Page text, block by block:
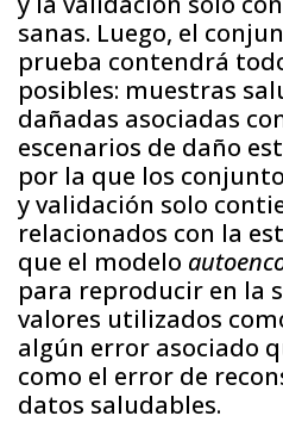
sanas. Luego, el
prueba contendrá
posibles: muestras
dañadas asociadas
escenarios de daño
por la que los
y validación solo
relacionados con la
que el modelo
para reproducir en la
valores utilizados
algún error asociado
como el error de
datos saludables.